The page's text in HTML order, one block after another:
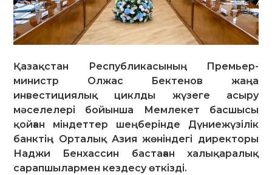
Қазақстан Республикасының Премьер-
министр Олжас Бектенов жаңа
инвестициялық циклды жүзеге асыру
мәселелері бойынша Мемлекет басшысы
қойған міндеттер шеңберінде Дүниежүзілік
банктің Орталық Азия жөніндегі директоры
Наджи Бенхассин бастаған халықаралық
сарапшылармен кездесу өткізді.